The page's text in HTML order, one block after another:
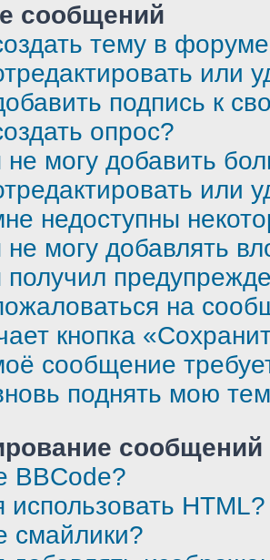
сообщений
тему в
или
подпись к
опрос?
могу добавить
или
недоступны
могу добавлять
на
кнопка
сообщение
поднять мою
BBCode?
использовать HTML?
смайлики?